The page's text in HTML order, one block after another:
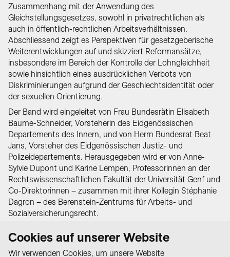
Zusammenhang mit der Anwendung des
Gleichstellungsgesetzes, sowohl in privatrechtlichen als
auch in öffentlich-rechtlichen Arbeitsverhältnissen.
Abschliessend zeigt es Perspektiven für gesetzgeberische
Weiterentwicklungen auf und skizziert Reformansätze,
insbesondere im Bereich der Kontrolle der Lohngleichheit
sowie hinsichtlich eines ausdrücklichen Verbots von
Diskriminierungen aufgrund der Geschlechtsidentität oder
der sexuellen Orientierung.
Der Band wird eingeleitet von Frau Bundesrätin Elisabeth
Baume-Schneider, Vorsteherin des Eidgenössischen
Departements des Innern, und von Herrn Bundesrat Beat
Jans, Vorsteher des Eidgenössischen Justiz- und
Polizeidepartements. Herausgegeben wird er von Anne-
Sylvie Dupont und Karine Lempen, Professorinnen an der
Rechtswissenschaftlichen Fakultät der Universität Genf und
Co-Direktorinnen – zusammen mit ihrer Kollegin Stéphanie
Dagron – des Berenstein-Zentrums für Arbeits- und
Sozialversicherungsrecht.
l'égalité (2026). Karine Lempen / Anne-Sylvie
Dupont (édit.)
Cookies auf unserer Website
Wir verwenden Cookies, um unsere Website